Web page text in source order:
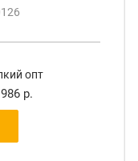
опт
р.